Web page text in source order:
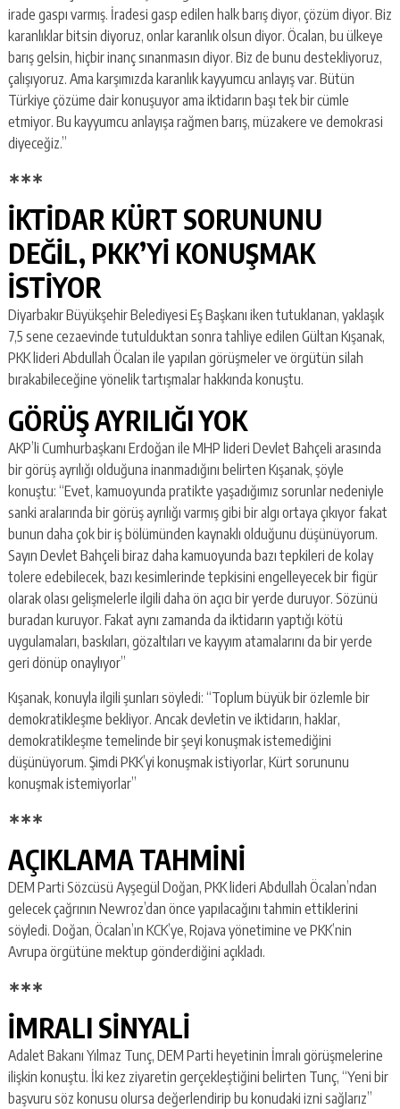
irade gaspı varmış. İradesi gasp edilen halk barış diyor, çözüm diyor. Biz
karanlıklar bitsin diyoruz, onlar karanlık olsun diyor. Öcalan, bu ülkeye
barış gelsin, hiçbir inanç sınanmasın diyor. Biz de bunu destekliyoruz,
çalışıyoruz. Ama karşımızda karanlık kayyumcu anlayış var. Bütün
Türkiye çözüme dair konuşuyor ama iktidarın başı tek bir cümle
etmiyor. Bu kayyumcu anlayışa rağmen barış, müzakere ve demokrasi
diyeceğiz.”
∗∗∗
İKTİDAR KÜRT SORUNUNU
DEĞİL, PKK’Yİ KONUŞMAK
İSTİYOR
Diyarbakır Büyükşehir Belediyesi Eş Başkanı iken tutuklanan, yaklaşık
7,5 sene cezaevinde tutulduktan sonra tahliye edilen Gültan Kışanak,
PKK lideri Abdullah Öcalan ile yapılan görüşmeler ve örgütün silah
bırakabileceğine yönelik tartışmalar hakkında konuştu.
GÖRÜŞ AYRILIĞI YOK
AKP’li Cumhurbaşkanı Erdoğan ile MHP lideri Devlet Bahçeli arasında
bir görüş ayrılığı olduğuna inanmadığını belirten Kışanak, şöyle
konuştu: ‘‘Evet, kamuoyunda pratikte yaşadığımız sorunlar nedeniyle
sanki aralarında bir görüş ayrılığı varmış gibi bir algı ortaya çıkıyor fakat
bunun daha çok bir iş bölümünden kaynaklı olduğunu düşünüyorum.
Sayın Devlet Bahçeli biraz daha kamuoyunda bazı tepkileri de kolay
tolere edebilecek, bazı kesimlerinde tepkisini engelleyecek bir figür
olarak olası gelişmelerle ilgili daha ön açıcı bir yerde duruyor. Sözünü
buradan kuruyor. Fakat aynı zamanda da iktidarın yaptığı kötü
uygulamaları, baskıları, gözaltıları ve kayyım atamalarını da bir yerde
geri dönüp onaylıyor’’
Kışanak, konuyla ilgili şunları söyledi: ‘‘Toplum büyük bir özlemle bir
demokratikleşme bekliyor. Ancak devletin ve iktidarın, haklar,
demokratikleşme temelinde bir şeyi konuşmak istemediğini
düşünüyorum. Şimdi PKK’yi konuşmak istiyorlar, Kürt sorununu
konuşmak istemiyorlar”
∗∗∗
AÇIKLAMA TAHMİNİ
DEM Parti Sözcüsü Ayşegül Doğan, PKK lideri Abdullah Öcalan’ndan
gelecek çağrının Newroz’dan önce yapılacağını tahmin ettiklerini
söyledi. Doğan, Öcalan’ın KCK’ye, Rojava yönetimine ve PKK’nin
Avrupa örgütüne mektup gönderdiğini açıkladı.
∗∗∗
İMRALI SİNYALİ
Adalet Bakanı Yılmaz Tunç, DEM Parti heyetinin İmralı görüşmelerine
ilişkin konuştu. İki kez ziyaretin gerçekleştiğini belirten Tunç, “Yeni bir
başvuru söz konusu olursa değerlendirip bu konudaki izni sağlarız”